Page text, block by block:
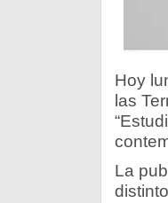
Hoy
las
La